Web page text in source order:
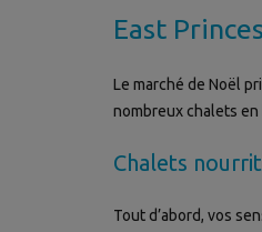
East
Le marché de Noël
nombreux chalets
Chalets
Tout d’abord, vos